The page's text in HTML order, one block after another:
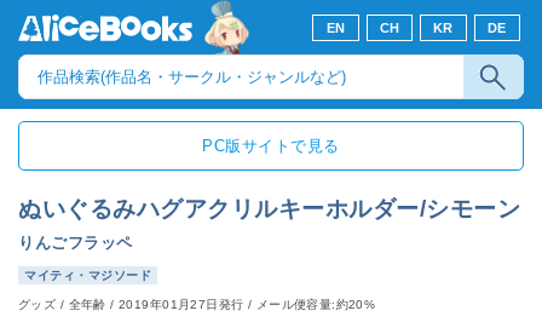
EN CH KR DE
PC版サイトで見る
ぬいぐるみハグアクリルキーホルダー/シモーン
りんごフラッペ
マイティ・マジソード
グッズ / 全年齢/2019年01月27日発行 / メール便容量:約20%